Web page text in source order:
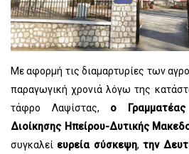
Με αφορμή τις διαμαρτυρίες των
παραγωγική χρονιά λόγω της
τάφρο Λαψίστας, ο
Διοίκησης Ηπείρου-Δυτικής
συγκαλεί ευρεία σύσκεψη,την